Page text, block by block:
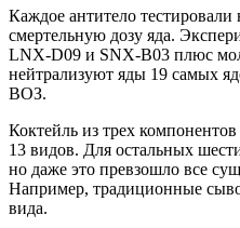
Каждое антитело
смертельную дозу яда.
LNX-D09 и SNX-B03 плюс
нейтрализуют яды 19 самых
ВОЗ.
Коктейль из трех
13 видов. Для остальных
но даже это превзошло все
Например, традиционные
вида.